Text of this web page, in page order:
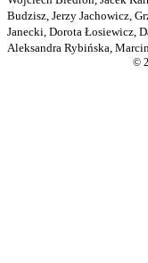
Budzisz, Jerzy Jachowicz,
Janecki, Dorota Łosiewicz,
Aleksandra Rybińska,
©